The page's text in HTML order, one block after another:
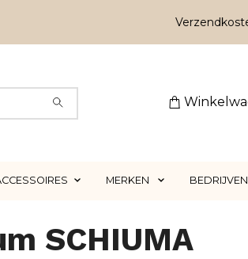
MERKEN BEDRIJVEN
SCHIUMA